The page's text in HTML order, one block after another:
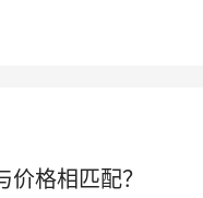
格相匹配？